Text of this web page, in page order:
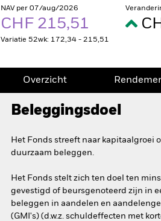
NAV per 07/aug/2026
CHF 215,51
Variatie 52wk: 172,34 - 215,51
Overzicht
Beleggingsdoel
Het Fonds streeft naar kapitaalgroei
duurzaam beleggen.
Het Fonds stelt zich ten doel ten
gevestigd of beursgenoteerd zijn in
beleggen in aandelen en
(GMI's) (d.w.z. schuldeffecten met